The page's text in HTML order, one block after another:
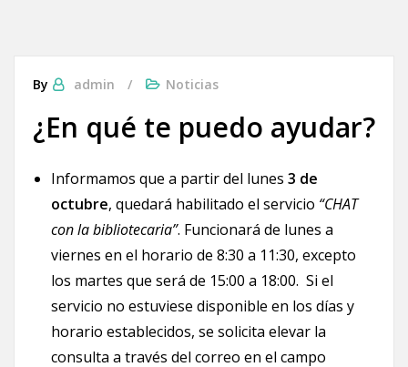
By admin Noticias
¿En qué te puedo ayudar?
Informamos que a partir del lunes 3 de
octubre, quedará habilitado el servicio “CHAT
con la bibliotecaria”. Funcionará de lunes a
viernes en el horario de 8:30 a 11:30, excepto
los martes que será de 15:00 a 18:00. Si el
servicio no estuviese disponible en los días y
horario establecidos, se solicita elevar la
consulta a través del correo en el campo